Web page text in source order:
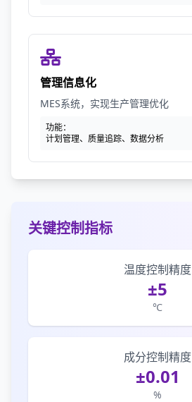
管理信息化
MES系统，实现生产管理优化
功能：
计划管理、质量追踪、数据分析
关键控制指标
温度控制精度
±5
℃
成分控制精度
±0.01
%